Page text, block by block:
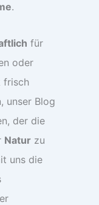
.
für
oder
frisch
unser Blog
der die
Natur zu
uns die